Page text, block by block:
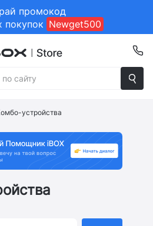
промокод
Newget500
устройства